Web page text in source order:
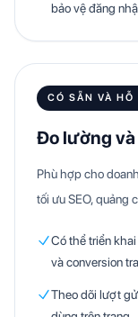
bảo vệ đăng
CÓ SẴN VÀ HỖ
Đo lường
Phù hợp cho
tối ưu SEO, quảng
Có thể triển
và conversion
Theo dõi lượt